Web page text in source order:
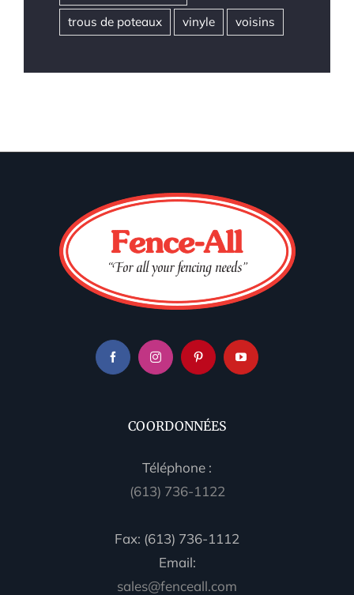
trous de poteaux
vinyle voisins
COORDONNÉES
Téléphone :
(613) 736-1122
Fax: (613) 736-1112
Email:
sales@fenceall.com